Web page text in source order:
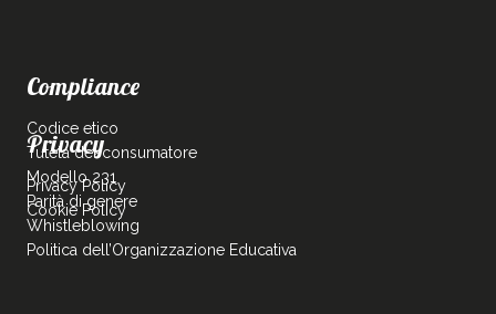
Compliance
Codice etico
Tutela del consumatore
Modello 231
Parità di genere
Whistleblowing
Politica dell’Organizzazione Educativa
Privacy
Privacy Policy
Cookie Policy